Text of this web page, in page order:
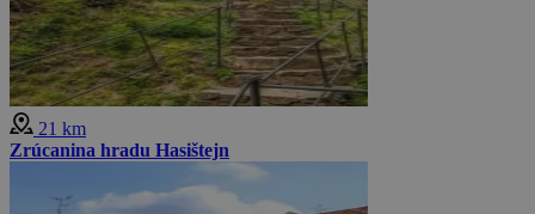
21 km
Zrúcanina hradu Hasištejn